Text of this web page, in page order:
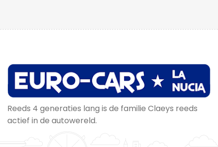
Reeds 4 generaties lang is de familie Claeys reeds
actief in de autowereld.